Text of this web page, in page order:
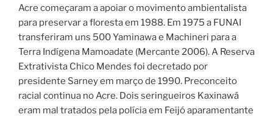
Acre começaram a apoiar o movimento ambientalista
para preservar a floresta em 1988. Em 1975 a FUNAI
transferiram uns 500 Yaminawa e Machineri para a
Terra Indígena Mamoadate (Mercante 2006). A Reserva
Extrativista Chico Mendes foi decretado por
presidente Sarney em março de 1990. Preconceito
racial continua no Acre. Dois seringueiros Kaxinawá
eram mal tratados pela polícia em Feijó aparamentante